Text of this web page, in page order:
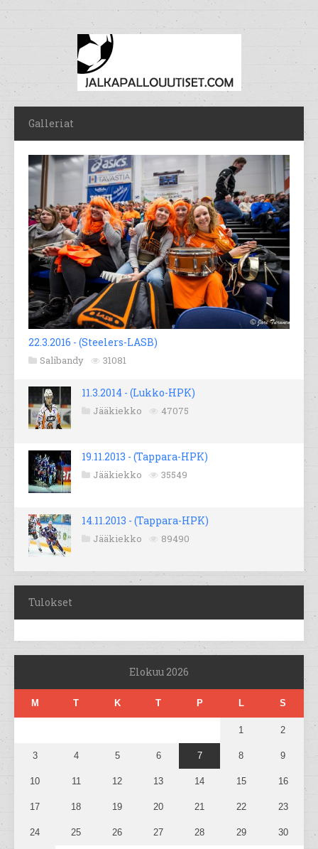
Galleriat
22.3.2016 - (Steelers-LASB)
Salibandy 31081
11.3.2014 - (Lukko-HPK)
Jääkiekko 47075
19.11.2013 - (Tappara-HPK)
Jääkiekko 35549
14.11.2013 - (Tappara-HPK)
Jääkiekko 89490
Tulokset
Elokuu 2026
M T K T P L S
1 2
3 4 5 6 7 8 9
10 11 12 13 14 15 16
17 18 19 20 21 22 23
24 25 26 27 28 29 30